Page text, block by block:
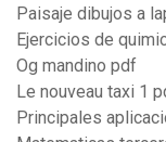
Paisaje dibujos a
Ejercicios de
Og mandino pdf
Le nouveau taxi 1
Principales